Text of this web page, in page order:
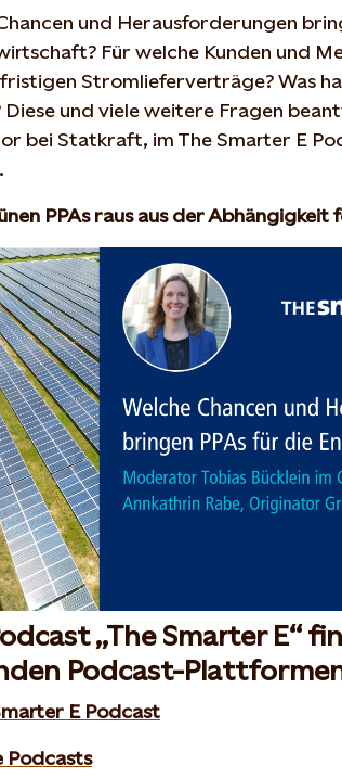
und Herausforderungen
Für welche Kunden und
Stromlieferverträge? Was
Diese und viele weitere Fragen
bei Statkraft, im The Smarter E
PPAs raus aus der Abhängigkeit
„The Smarter E“
Podcast-
E Podcast
Podcasts